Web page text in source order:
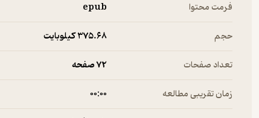
فرمت محتوا epub
حجم 375.۶۸ کیلوبایت
تعداد صفحات 72 صفحه
زمان تقریبی مطالعه ۰۰:۰۰